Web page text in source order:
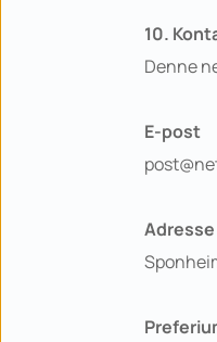
10.
Denne
E-post
Adresse